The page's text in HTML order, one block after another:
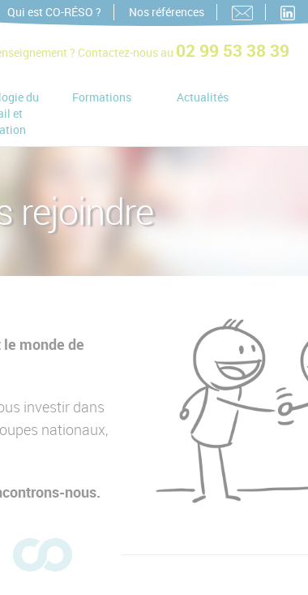
Qui est CO-RÉSO ? Nos références
? Contactez-nous au 02 99 53 38 39
du
et
Formations Actualités
rejoindre
monde de
investir dans
nationaux,
nous.